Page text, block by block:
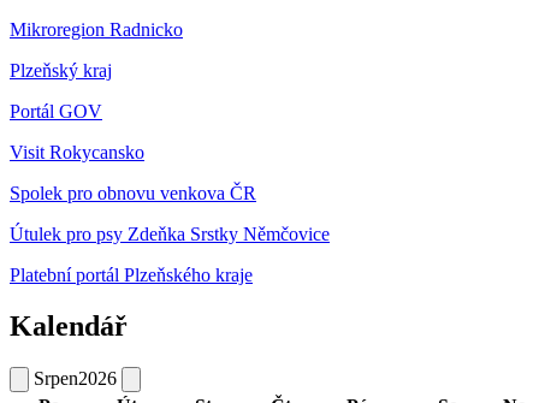
Mikroregion Radnicko
Plzeňský kraj
Portál GOV
Visit Rokycansko
Spolek pro obnovu venkova ČR
Útulek pro psy Zdeňka Srstky Němčovice
Platební portál Plzeňského kraje
Kalendář
Srpen2026